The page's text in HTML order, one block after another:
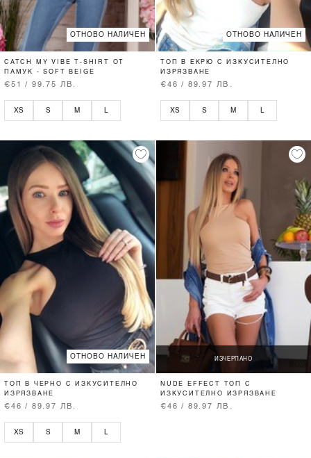
ОТНОВО НАЛИЧЕН
CATCH MY VIBE T-SHIRT ОТ
ПАМУК - SOFT BEIGE
€51 / 99.75 ЛВ.
XS S M L
ОТНОВО НАЛИЧЕН
ТОП В ЕКРЮ С ИЗКУСИТЕЛНО
ИЗРЯЗВАНЕ
€46 / 89.97 ЛВ.
XS S M L
ОТНОВО НАЛИЧЕН
ТОП В ЧЕРНО С ИЗКУСИТЕЛНО
ИЗРЯЗВАНЕ
€46 / 89.97 ЛВ.
XS S M
ИЗЧЕРПАНО
NUDE EFFECT ТОП С
ИЗКУСИТЕЛНО ИЗРЯЗВАНЕ
€46 / 89.97 ЛВ.